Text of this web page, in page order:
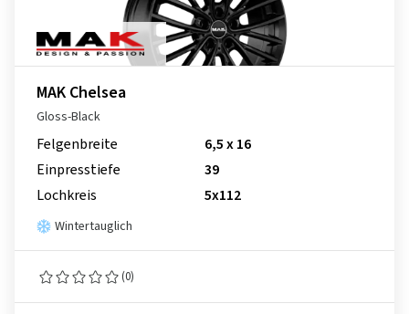
MAK Chelsea
Gloss-Black
Felgenbreite
6,5 x 16
Einpresstiefe
39
Lochkreis
5x112
Wintertauglich
(0)